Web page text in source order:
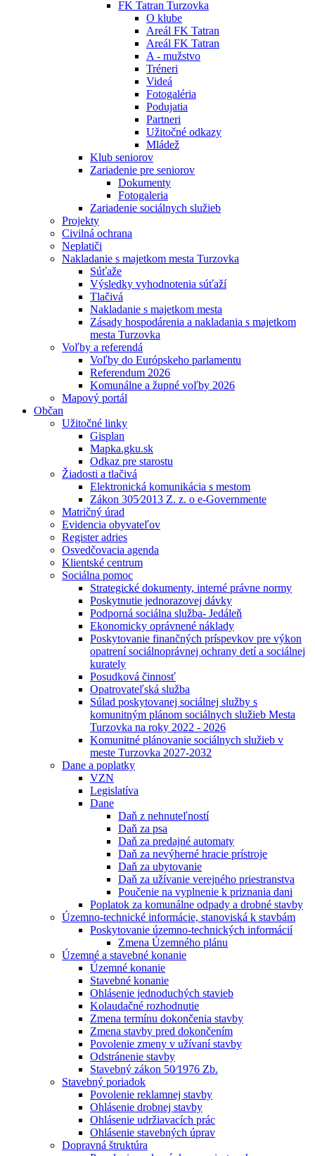
FK Tatran Turzovka
O klube
Areál FK Tatran
Areál FK Tatran
A - mužstvo
Tréneri
Videá
Fotogaléria
Podujatia
Partneri
Užitočné odkazy
Mládež
Klub seniorov
Zariadenie pre seniorov
Dokumenty
Fotogaleria
Zariadenie sociálnych služieb
Projekty
Civilná ochrana
Neplatiči
Nakladanie s majetkom mesta Turzovka
Súťaže
Výsledky vyhodnotenia súťaží
Tlačivá
Nakladanie s majetkom mesta
Zásady hospodárenia a nakladania s majetkom
mesta Turzovka
Voľby a referendá
Voľby do Európskeho parlamentu
Referendum 2026
Komunálne a župné voľby 2026
Mapový portál
Občan
Užitočné linky
Gisplan
Mapka.gku.sk
Odkaz pre starostu
Žiadosti a tlačivá
Elektronická komunikácia s mestom
Zákon 305⁄2013 Z. z. o e-Governmente
Matričný úrad
Evidencia obyvateľov
Register adries
Osvedčovacia agenda
Klientské centrum
Sociálna pomoc
Strategické dokumenty, interné právne normy
Poskytnutie jednorazovej dávky
Podporná sociálna služba- Jedáleň
Ekonomicky oprávnené náklady
Poskytovanie finančných príspevkov pre výkon
opatrení sociálnoprávnej ochrany detí a sociálnej
kurately
Posudková činnosť
Opatrovateľská služba
Súlad poskytovanej sociálnej služby s
komunitným plánom sociálnych služieb Mesta
Turzovka na roky 2022 - 2026
Komunitné plánovanie sociálnych služieb v
meste Turzovka 2027-2032
Dane a poplatky
VZN
Legislatíva
Dane
Daň z nehnuteľností
Daň za psa
Daň za predajné automaty
Daň za nevýherné hracie prístroje
Daň za ubytovanie
Daň za užívanie verejného priestranstva
Poučenie na vyplnenie k priznania dani
Poplatok za komunálne odpady a drobné stavby
Územno-technické informácie, stanoviská k stavbám
Poskytovanie územno-technických informácií
Zmena Územného plánu
Územné a stavebné konanie
Územné konanie
Stavebné konanie
Ohlásenie jednoduchých stavieb
Kolaudačné rozhodnutie
Zmena termínu dokončenia stavby
Zmena stavby pred dokončením
Povolenie zmeny v užívaní stavby
Odstránenie stavby
Stavebný zákon 50⁄1976 Zb.
Stavebný poriadok
Povolenie reklamnej stavby
Ohlásenie drobnej stavby
Ohlásenie udržiavacích prác
Ohlásenie stavebných úprav
Dopravná štruktúra